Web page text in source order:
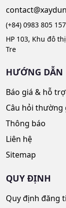
(+84) 0983 805 157
HP 103, Khu đô
Tre
HƯỚNG DẪN
Báo giá & hỗ trợ
Câu hỏi thường
Thông báo
Liên hệ
Sitemap
QUY ĐỊNH
Quy định đăng